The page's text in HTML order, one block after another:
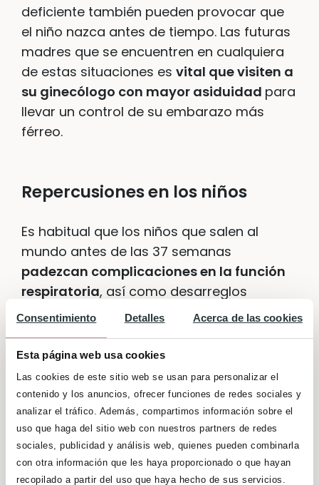
Consentimiento Detalles Acerca de las cookies
Esta página web usa cookies
Las cookies de este sitio web se usan para personalizar el
contenido y los anuncios, ofrecer funciones de redes sociales y
analizar el tráfico. Además, compartimos información sobre el
uso que haga del sitio web con nuestros partners de redes
sociales, publicidad y análisis web, quienes pueden combinarla
con otra información que les haya proporcionado o que hayan
recopilado a partir del uso que haya hecho de sus servicios.
deficiente también pueden provocar que
el niño nazca antes de tiempo. Las futuras
madres que se encuentren en cualquiera
de estas situaciones es vital que visiten a
su ginecólogo con mayor asiduidad para
llevar un control de su embarazo más
férreo.
Repercusiones en los niños
Es habitual que los niños que salen al
mundo antes de las 37 semanas
padezcan complicaciones en la función
respiratoria, así como desarreglos
estomacales, retinopatía, anemia y
de las ocasiones, los bebés se estabilizan
en cuanto llegan al peso adecuado. Así,
consiguenmantener la temperatura de
su cuerposin necesidad de estar en la
incubadora y respirar de forma autónoma.
Cuando ya son capaces de tomar el
biberón o mamar del pecho de su madre,